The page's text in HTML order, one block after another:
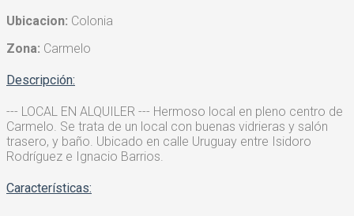
Ubicacion: Colonia
Zona: Carmelo
Descripción:
--- LOCAL EN ALQUILER --- Hermoso local en pleno centro de
Carmelo. Se trata de un local con buenas vidrieras y salón
trasero, y baño. Ubicado en calle Uruguay entre Isidoro
Rodríguez e Ignacio Barrios.
Características: